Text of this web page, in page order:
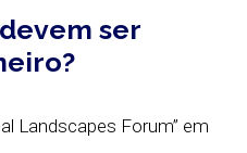
ser
Landscapes Forum” em